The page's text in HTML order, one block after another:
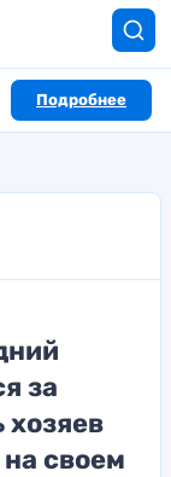
Подробнее
за
своем